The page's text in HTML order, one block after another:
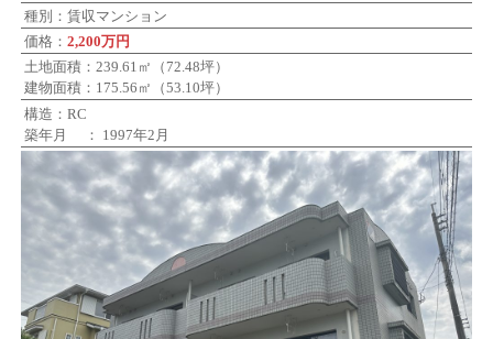
種別：賃収マンション
価格：2,200万円
土地面積：239.61㎡（72.48坪）
建物面積：175.56㎡（53.10坪）
構造：RC
築年月 ： 1997年2月